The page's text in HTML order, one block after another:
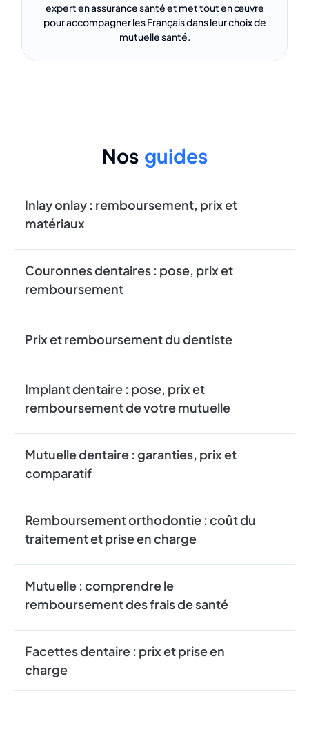
expert en assurance santé et met tout en œuvre
pour accompagner les Français dans leur choix de
mutuelle santé.
Nos guides
Inlay onlay : remboursement, prix et
matériaux
Couronnes dentaires : pose, prix et
remboursement
Prix et remboursement du dentiste
Implant dentaire : pose, prix et
remboursement de votre mutuelle
Mutuelle dentaire : garanties, prix et
comparatif
Remboursement orthodontie : coût du
traitement et prise en charge
Mutuelle : comprendre le
remboursement des frais de santé
Facettes dentaire : prix et prise en
charge